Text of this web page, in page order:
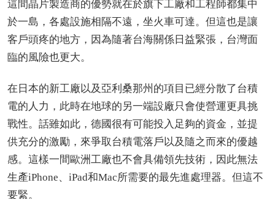
這間晶片製造商的優勢就在於旗下工廠和工程師都集中
於一島，各處設施相隔不遠，坐火車可達。但這也是讓
客戶頭疼的地方，因為隨著台海關係日益緊張，台灣面
臨的風險也更大。
在日本的新工廠以及亞利桑那州的項目已經分散了台積
電的人力，此時在地球的另一端設廠只會使營運更具挑
戰性。話雖如此，德國很有可能投入足夠的資金，並提
供充分的激勵，來爭取台積電落戶以及隨之而來的優越
感。這樣一間歐洲工廠也不會具備領先技術，因此無法
生產iPhone、iPad和Mac所需要的最先進處理器。但這不
要緊。